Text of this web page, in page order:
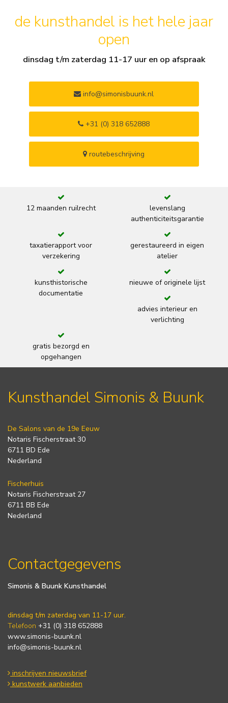
de kunsthandel is het hele jaar
open
dinsdag t/m zaterdag 11-17 uur en op afspraak
info@simonisbuunk.nl
+31 (0) 318 652888
routebeschrijving
12 maanden ruilrecht
levenslang
authenticiteitsgarantie
taxatierapport voor
verzekering
gerestaureerd in eigen
atelier
kunsthistorische
documentatie
nieuwe of originele lijst
advies interieur en
verlichting
gratis bezorgd en
opgehangen
Kunsthandel Simonis & Buunk
De Salons van de 19e Eeuw
Notaris Fischerstraat 30
6711 BD Ede
Nederland
Fischerhuis
Notaris Fischerstraat 27
6711 BB Ede
Nederland
Contactgegevens
Simonis & Buunk Kunsthandel
dinsdag t/m zaterdag van 11-17 uur.
Telefoon +31 (0) 318 652888
www.simonis-buunk.nl
info@simonis-buunk.nl
inschrijven nieuwsbrief
kunstwerk aanbieden